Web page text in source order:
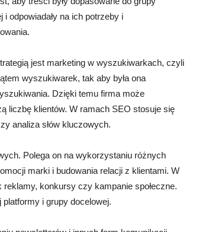
i odpowiadały na ich potrzeby i
jest marketing w wyszukiwarkach, czyli
wyszukiwarek, tak aby była ona
Dzięki temu firma może
liczbę klientów. W ramach SEO stosuje się
analiza słów kluczowych.
Polega on na wykorzystaniu różnych
marki i budowania relacji z klientami. W
konkursy czy kampanie społeczne.
i grupy docelowej.